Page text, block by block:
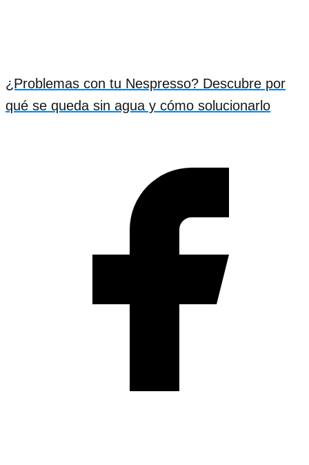
¿Problemas con tu Nespresso? Descubre por
qué se queda sin agua y cómo solucionarlo